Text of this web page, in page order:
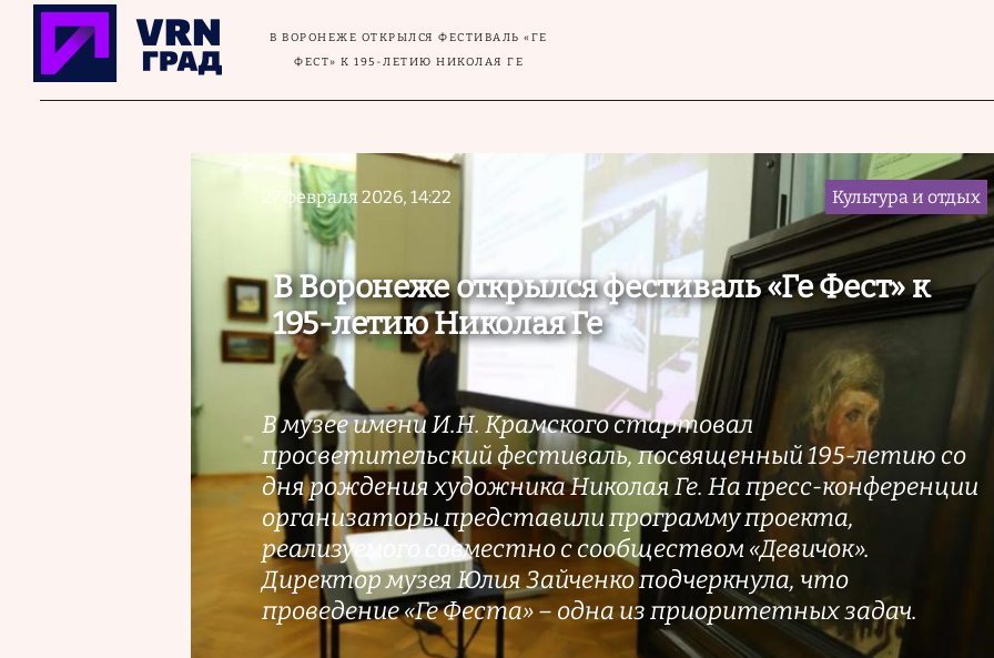
Перейти к основному содержанию
В ВОРОНЕЖЕ ОТКРЫЛСЯ ФЕСТИВАЛЬ «ГЕ
ФЕСТ» К 195-ЛЕТИЮ НИКОЛАЯ ГЕ
27 февраля 2026, 14:22 Культура и отдых
В Воронеже открылся фестиваль «Ге Фест» к
195-летию Николая Ге
В музее имени И.Н. Крамского стартовал
просветительский фестиваль, посвященный 195-летию со
дня рождения художника Николая Ге. На пресс-конференции
организаторы представили программу проекта,
реализуемого совместно с сообществом «Девичок».
Директор музея Юлия Зайченко подчеркнула, что
проведение «Ге Феста» – одна из приоритетных задач.